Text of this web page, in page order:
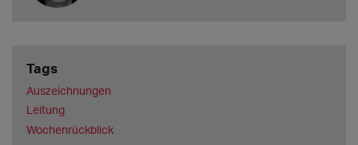
Tags
Auszeichnungen
Leitung
Wochenrückblick